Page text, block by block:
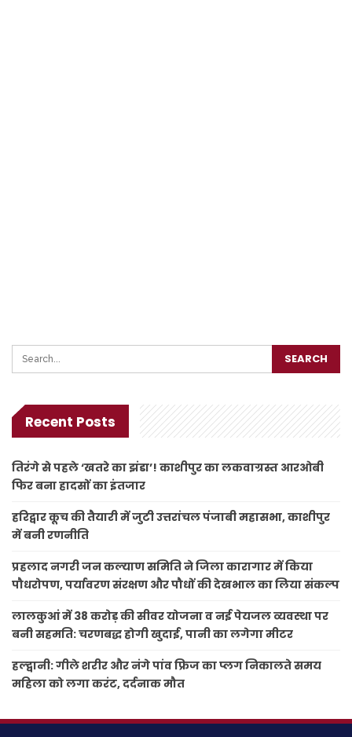
Recent Posts
तिरंगे से पहले ‘खतरे का झंडा’! काशीपुर का लकवाग्रस्त आरओबी
फिर बना हादसों का इंतजार
हरिद्वार कूच की तैयारी में जुटी उत्तरांचल पंजाबी महासभा, काशीपुर
में बनी रणनीति
प्रहलाद नगरी जन कल्याण समिति ने जिला कारागार में किया
पौधरोपण, पर्यावरण संरक्षण और पौधों की देखभाल का लिया संकल्प
लालकुआं में 38 करोड़ की सीवर योजना व नई पेयजल व्यवस्था पर
बनी सहमति: चरणबद्ध होगी खुदाई, पानी का लगेगा मीटर
हल्द्वानी: गीले शरीर और नंगे पांव फ्रिज का प्लग निकालते समय
महिला को लगा करंट, दर्दनाक मौत